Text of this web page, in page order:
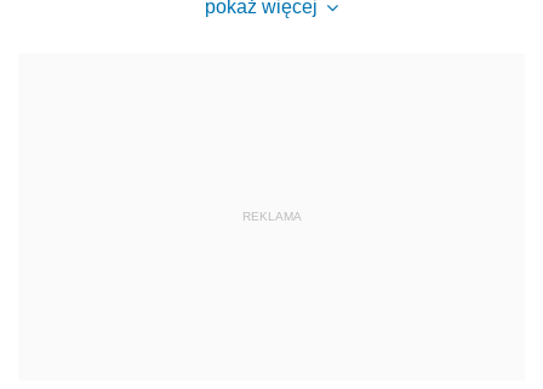
pokaż więcej
REKLAMA